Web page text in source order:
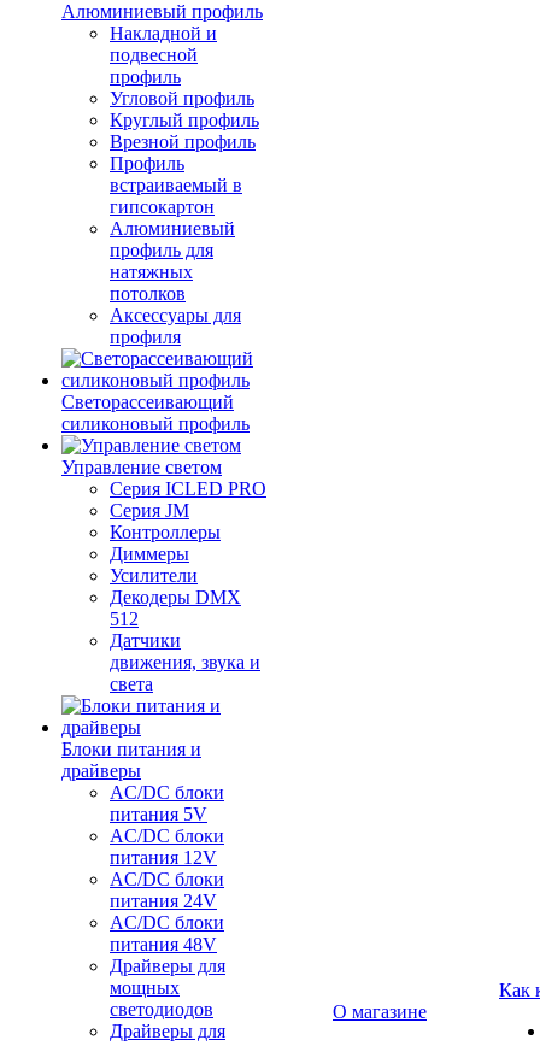
Алюминиевый профиль
Накладной и
подвесной
профиль
Угловой профиль
Круглый профиль
Врезной профиль
Профиль
встраиваемый в
гипсокартон
Алюминиевый
профиль для
натяжных
потолков
Аксессуары для
профиля
Светорассеивающий
силиконовый профиль
Управление светом
Серия ICLED PRO
Серия JM
Контроллеры
Диммеры
Усилители
Декодеры DMX
512
Датчики
движения, звука и
света
Блоки питания и
драйверы
AC/DC блоки
питания 5V
AC/DC блоки
питания 12V
AC/DC блоки
питания 24V
AC/DC блоки
питания 48V
Драйверы для
мощных
светодиодов
Драйверы для
О магазине
Как